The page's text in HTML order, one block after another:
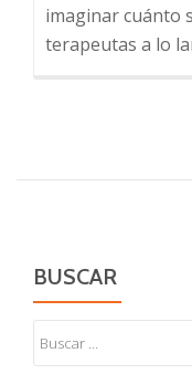
imaginar cuánto
terapeutas a lo
BUSCAR